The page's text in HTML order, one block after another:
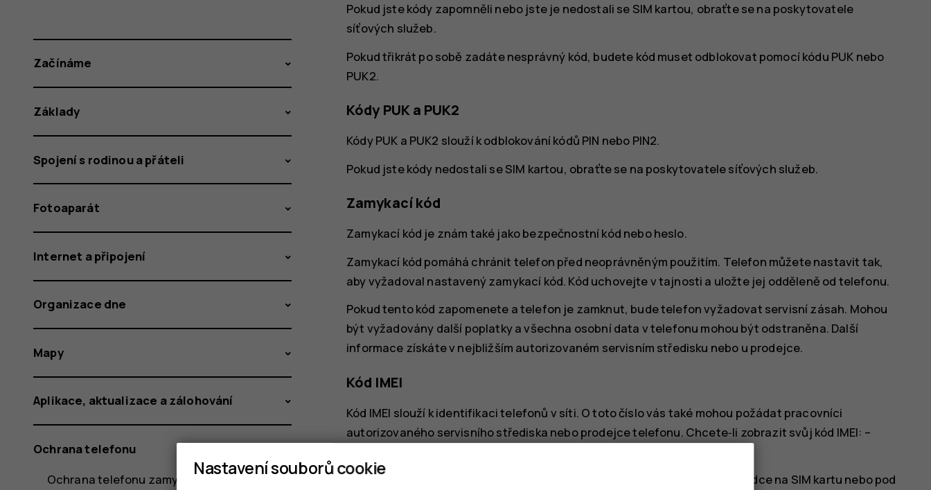
Pokud jste kódy zapomněli nebo jste je nedostali se SIM kartou, obraťte se na poskytovatele
síťových služeb.
Pokud třikrát po sobě zadáte nesprávný kód, budete kód muset odblokovat pomocí kódu PUK nebo
PUK2.
Kódy PUK a PUK2
Kódy PUK a PUK2 slouží k odblokování kódů PIN nebo PIN2.
Pokud jste kódy nedostali se SIM kartou, obraťte se na poskytovatele síťových služeb.
Zamykací kód
Zamykací kód je znám také jako bezpečnostní kód nebo heslo.
Zamykací kód pomáhá chránit telefon před neoprávněným použitím. Telefon můžete nastavit tak,
aby vyžadoval nastavený zamykací kód. Kód uchovejte v tajnosti a uložte jej odděleně od telefonu.
Pokud tento kód zapomenete a telefon je zamknut, bude telefon vyžadovat servisní zásah. Mohou
být vyžadovány další poplatky a všechna osobní data v telefonu mohou být odstraněna. Další
informace získáte v nejbližším autorizovaném servisním středisku nebo u prodejce.
Kód IMEI
Kód IMEI slouží k identifikaci telefonů v síti. O toto číslo vás také mohou požádat pracovníci
autorizovaného servisního střediska nebo prodejce telefonu. Chcete‑li zobrazit svůj kód IMEI: –
Pokud je kód IMEI natištěn na telefonu, můžete ho najít například na přihrádce na SIM kartu nebo pod
Začínáme
Základy
Spojení s rodinou a přáteli
Fotoaparát
Internet a připojení
Organizace dne
Mapy
Aplikace, aktualizace a zálohování
Ochrana telefonu
Ochrana telefonu zamykáním obrazovky
Nastavení souborů cookie